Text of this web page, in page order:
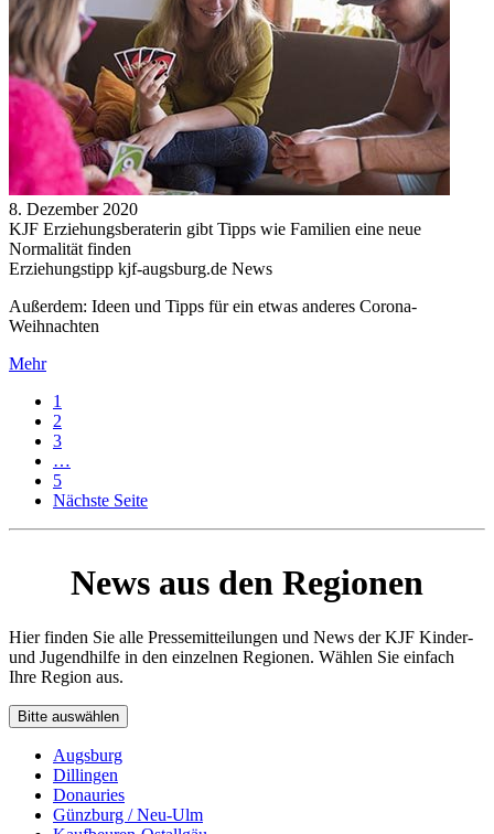
8. Dezember 2020
KJF Erziehungsberaterin gibt Tipps wie Familien eine neue
Normalität finden
Erziehungstipp kjf-augsburg.de News
Außerdem: Ideen und Tipps für ein etwas anderes Corona-
Weihnachten
Mehr
1
2
3
…
5
Nächste Seite
News aus den Regionen
Hier finden Sie alle Pressemitteilungen und News der KJF Kinder-
und Jugendhilfe in den einzelnen Regionen. Wählen Sie einfach
Ihre Region aus.
Bitte auswählen
Augsburg
Dillingen
Donauries
Günzburg / Neu-Ulm